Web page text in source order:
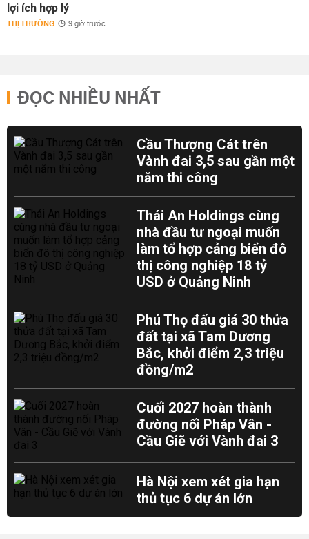
lợi ích hợp lý
THỊ TRƯỜNG 9 giờ trước
ĐỌC NHIỀU NHẤT
Cầu Thượng Cát trên
Vành đai 3,5 sau gần một
năm thi công
Thái An Holdings cùng
nhà đầu tư ngoại muốn
làm tổ hợp cảng biển đô
thị công nghiệp 18 tỷ
USD ở Quảng Ninh
Phú Thọ đấu giá 30 thửa
đất tại xã Tam Dương
Bắc, khởi điểm 2,3 triệu
đồng/m2
Cuối 2027 hoàn thành
đường nối Pháp Vân -
Cầu Giẽ với Vành đai 3
Hà Nội xem xét gia hạn
thủ tục 6 dự án lớn